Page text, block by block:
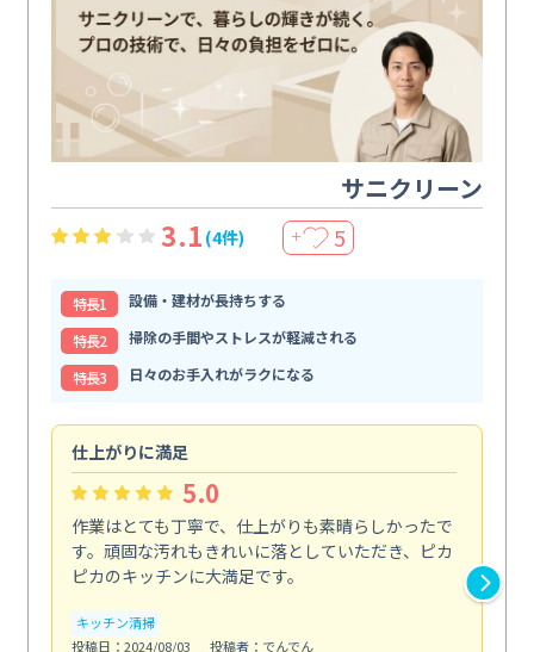
サニクリーン
3.1 (4件) ＋ 5
特⻑1
設備・建材が長持ちする
特⻑2
掃除の手間やストレスが軽減される
特⻑3
日々のお手入れがラクになる
仕上がりに満足
5.0
作業はとても丁寧で、仕上がりも素晴らしかったで
す。頑固な汚れもきれいに落としていただき、ピカ
ピカのキッチンに大満足です。
キッチン清掃
投稿日：2024/08/03
投稿者：でんでん